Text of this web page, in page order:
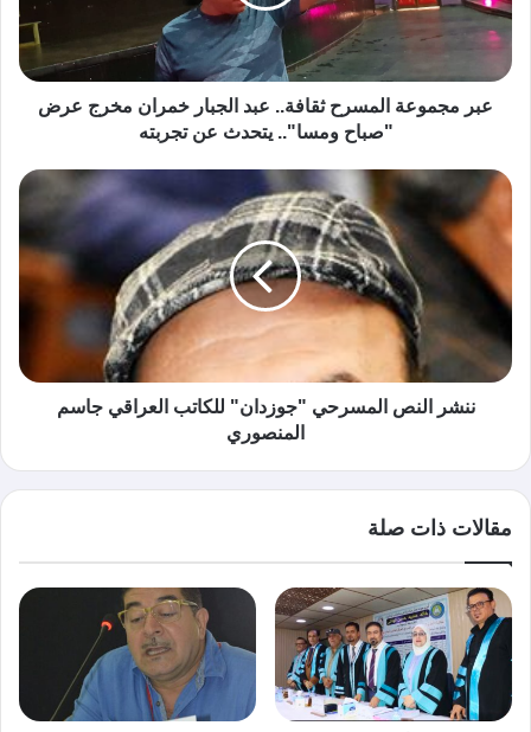
عبر مجموعة المسرح ثقافة.. عبد الجبار خمران مخرج عرض
"صباح ومسا".. يتحدث عن تجربته
ننشر النص المسرحي "جوزدان" للكاتب العراقي جاسم
المنصوري
مقالات ذات صلة